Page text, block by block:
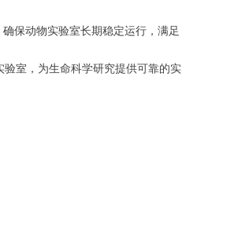
保动物实验室长期稳定运行，满足
室，为生命科学研究提供可靠的实